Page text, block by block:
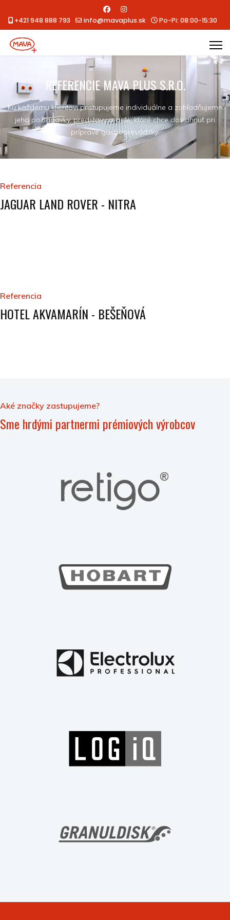
+421 948 888 793 info@mavaplus.sk Po-Pi: 08:00-15:30
REFERENCIE MAVA PLUS S.R.O.
Ku každému klientovi pristupujeme individuálne a zohľadňujeme
jeho požiadavky, predstavy a ciele, ktoré chce dosiahnuť pri
príprave gastroprevádzky.
Referencia
JAGUAR LAND ROVER - NITRA
Referencia
HOTEL AKVAMARÍN - BEŠEŇOVÁ
Aké značky zastupujeme?
Sme hrdými partnermi prémiových výrobcov